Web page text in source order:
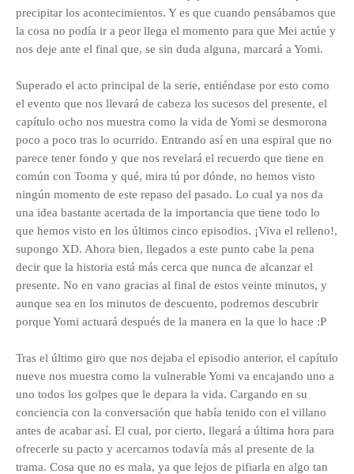
precipitar los acontecimientos. Y es que cuando pensábamos que
la cosa no podía ir a peor llega el momento para que Mei actúe y
nos deje ante el final que, se sin duda alguna, marcará a Yomi.
Superado el acto principal de la serie, entiéndase por esto como
el evento que nos llevará de cabeza los sucesos del presente, el
capítulo ocho nos muestra como la vida de Yomi se desmorona
poco a poco tras lo ocurrido. Entrando así en una espiral que no
parece tener fondo y que nos revelará el recuerdo que tiene en
común con Tooma y qué, mira tú por dónde, no hemos visto
ningún momento de este repaso del pasado. Lo cual ya nos da
una idea bastante acertada de la importancia que tiene todo lo
que hemos visto en los últimos cinco episodios. ¡Viva el relleno!,
supongo XD. Ahora bien, llegados a este punto cabe la pena
decir que la historia está más cerca que nunca de alcanzar el
presente. No en vano gracias al final de estos veinte minutos, y
aunque sea en los minutos de descuento, podremos descubrir
porque Yomi actuará después de la manera en la que lo hace :P
Tras el último giro que nos dejaba el episodio anterior, el capítulo
nueve nos muestra como la vulnerable Yomi va encajando uno a
uno todos los golpes que le depara la vida. Cargando en su
conciencia con la conversación que había tenido con el villano
antes de acabar así. El cual, por cierto, llegará a última hora para
ofrecerle su pacto y acercarnos todavía más al presente de la
trama. Cosa que no es mala, ya que lejos de pifiarla en algo tan